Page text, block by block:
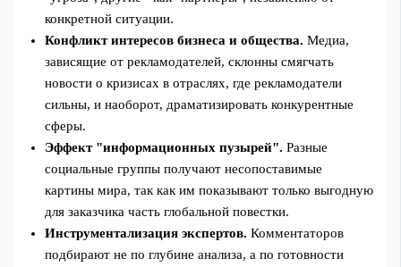
конкретной ситуации.
Конфликт интересов бизнеса и общества. Медиа,
зависящие от рекламодателей, склонны смягчать
новости о кризисах в отраслях, где рекламодатели
сильны, и наоборот, драматизировать конкурентные
сферы.
Эффект "информационных пузырей". Разные
социальные группы получают несопоставимые
картины мира, так как им показывают только выгодную
для заказчика часть глобальной повестки.
Инструментализация экспертов. Комментаторов
подбирают не по глубине анализа, а по готовности